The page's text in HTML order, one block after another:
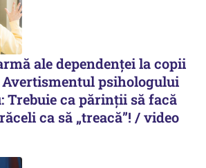
ale dependenței la copii
Avertismentul psihologului
Trebuie ca părinții să facă
ca să „treacă”! / video